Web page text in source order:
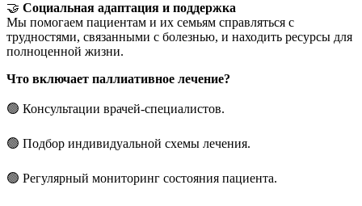
🤝 Социальная адаптация и поддержка
Мы помогаем пациентам и их семьям справляться с
трудностями, связанными с болезнью, и находить ресурсы для
полноценной жизни.
Что включает паллиативное лечение?
🟢 Консультации врачей-специалистов.
🟢 Подбор индивидуальной схемы лечения.
🟢 Регулярный мониторинг состояния пациента.